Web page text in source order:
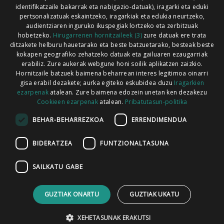
Codesyntaxek garatua
HARREMANETARAKO
identifikatzaile bakarrak eta nabigazio-datuak), iragarki eta eduki
pertsonalizatuak eskaintzeko, iragarkiak eta edukia neurtzeko,
audientziaren inguruko ikuspegiak lortzeko eta zerbitzuak
hobetzeko. Hirugarrenen hornitzaileek (3)zure datuak ere trata
ditzakete helburu hauetarako eta beste batzuetarako, besteak beste
kokapen geografiko zehatzeko datuak eta gailuaren ezaugarriak
erabiliz. Zure aukerak webgune honi soilik aplikatzen zaizkio.
Hornitzaile batzuek baimena beharrean interes legitimoa oinarri
gisa erabil dezakete; aurka egiteko eskubidea duzu Iragarkien
ezarpenakatalean. Zure baimena edozein unetan ken dezakezu
Cookieen ezarpenak atalean. Pribatutasun-politika
BEHAR-BEHARREZKOA ERRENDIMENDUA
BIDERATZEA FUNTZIONALTASUNA
SAILKATU GABE
GUZTIAK ONARTU GUZTIAK UKATU
XEHETASUNAK ERAKUTSI